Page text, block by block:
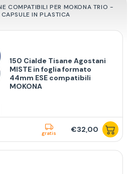
COMPATIBILI PER MOKONA TRIO -
IN PLASTICA
150 Cialde Tisane Agostani
MISTE in foglia formato
44mm ESE compatibili
MOKONA
gratis €32,00